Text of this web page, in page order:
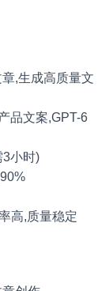
,生成高质量文
品文案,GPT-6
3小时)
,质量稳定